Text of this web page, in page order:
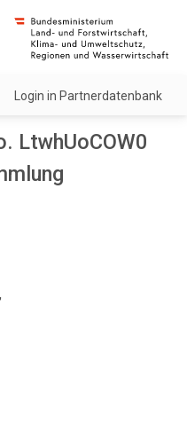
Login in Partnerdatenbank
LtwhUoCOW0